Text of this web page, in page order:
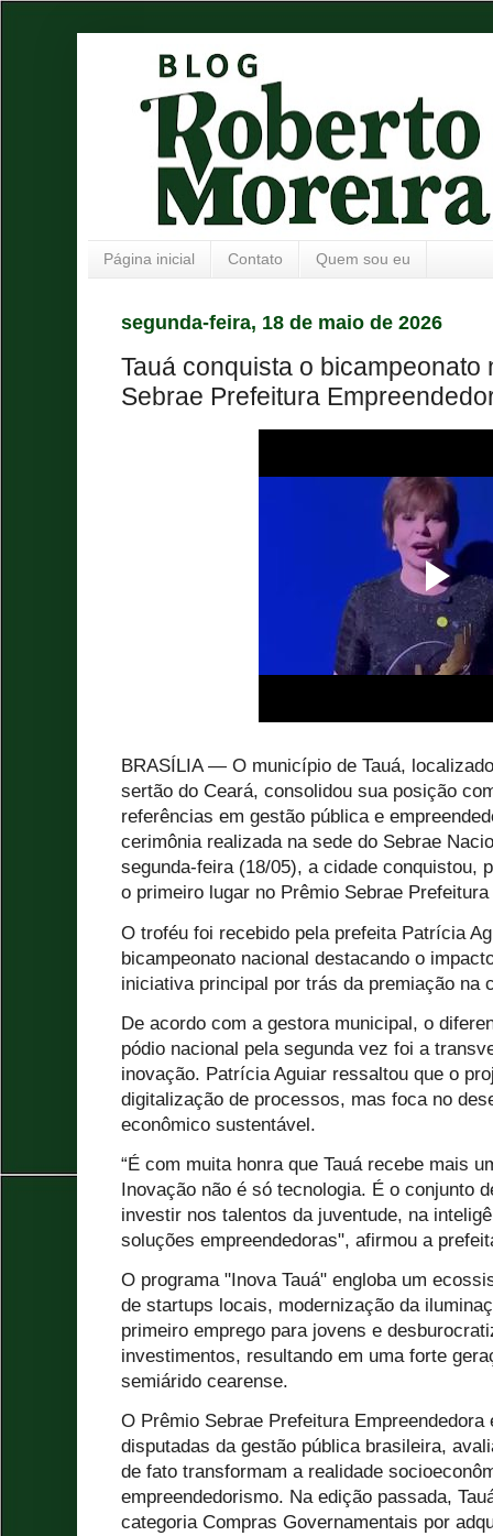
Página inicial Contato Quem sou eu
segunda-feira, 18 de maio de 2026
Tauá conquista o bicampeonato
Sebrae Prefeitura
BRASÍLIA — O município de Tauá,
sertão do Ceará, consolidou sua posição
referências em gestão pública e
cerimônia realizada na sede do Sebrae
segunda-feira (18/05), a cidade conquistou,
o primeiro lugar no Prêmio Sebrae
O troféu foi recebido pela prefeita Patrícia
bicampeonato nacional destacando o
iniciativa principal por trás da premiação na
De acordo com a gestora municipal, o
pódio nacional pela segunda vez foi a
inovação. Patrícia Aguiar ressaltou que o
digitalização de processos, mas foca no
econômico sustentável.
“É com muita honra que Tauá recebe mais
Inovação não é só tecnologia. É o conjunto
investir nos talentos da juventude, na
soluções empreendedoras", afirmou a
O programa "Inova Tauá" engloba um
de startups locais, modernização da
primeiro emprego para jovens e
investimentos, resultando em uma forte
semiárido cearense.
O Prêmio Sebrae Prefeitura
disputadas da gestão pública brasileira,
de fato transformam a realidade
empreendedorismo. Na edição passada,
categoria Compras Governamentais por